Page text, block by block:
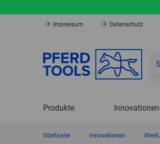
Impressum Datenschutz
Produkte Innovationen
Startseite Innovationen